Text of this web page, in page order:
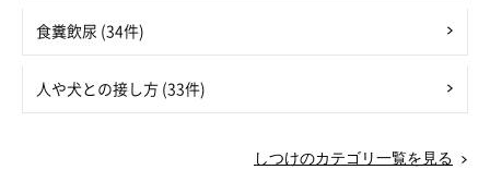
食糞飲尿 (34件)
人や犬との接し方 (33件)
しつけのカテゴリ一覧を見る